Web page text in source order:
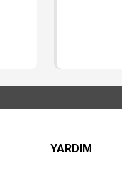
YARDIM